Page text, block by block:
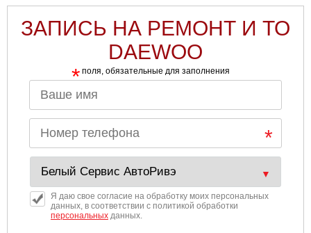
ЗАПИСЬ НА РЕМОНТ И ТО
DAEWOO
* поля, обязательные для заполнения
Я даю свое согласие на обработку моих персональных
данных, в соответствии с политикой обработки
персональныхданных.